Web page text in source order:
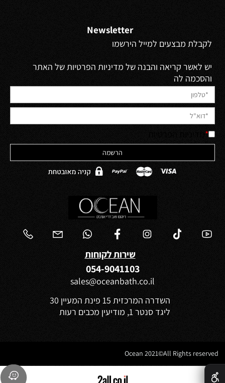
Newsletter
לקבלת מבצעים למייל הירשמו
יש לאשר קריאה והבנה של מדיניות הפרטיות של האתר
והסכמה לה
*
שירות לקוחות
054-9041103
sales@oceanbath.co.il
השדרה המרכזית 15 פינת המעיין 30
ליגד סנטר 1, מודיעין מכבים רעות